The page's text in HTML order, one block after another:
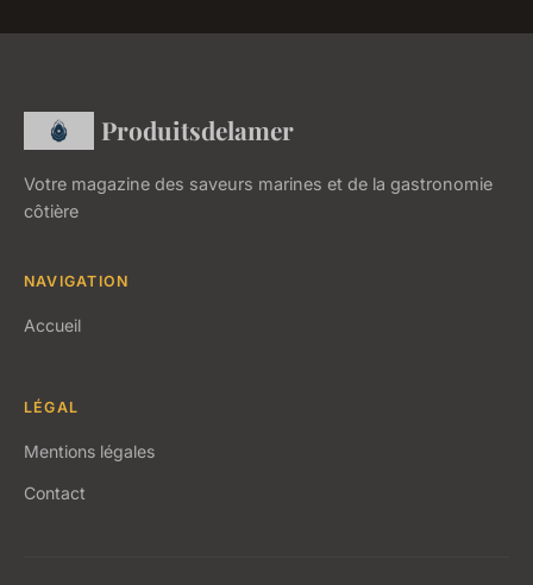
Produitsdelamer
Votre magazine des saveurs marines et de la gastronomie
côtière
NAVIGATION
Accueil
LÉGAL
Mentions légales
Contact